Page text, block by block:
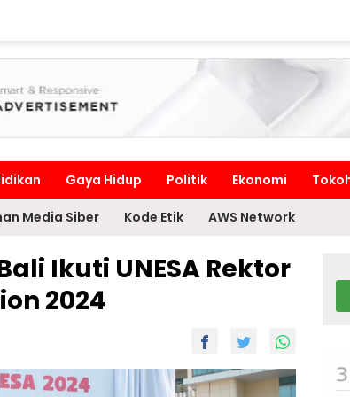
Gaya Hidup Politik Ekonomi
Media Siber Kode Etik AWS Network
Ikuti UNESA Rektor
2024